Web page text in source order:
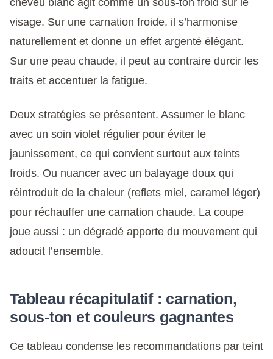
cheveu blanc agit comme un sous-ton froid sur le
visage. Sur une carnation froide, il s’harmonise
naturellement et donne un effet argenté élégant.
Sur une peau chaude, il peut au contraire durcir les
traits et accentuer la fatigue.
Deux stratégies se présentent. Assumer le blanc
avec un soin violet régulier pour éviter le
jaunissement, ce qui convient surtout aux teints
froids. Ou nuancer avec un balayage doux qui
réintroduit de la chaleur (reflets miel, caramel léger)
pour réchauffer une carnation chaude. La coupe
joue aussi : un dégradé apporte du mouvement qui
adoucit l’ensemble.
Tableau récapitulatif : carnation,
sous-ton et couleurs gagnantes
Ce tableau condense les recommandations par teint